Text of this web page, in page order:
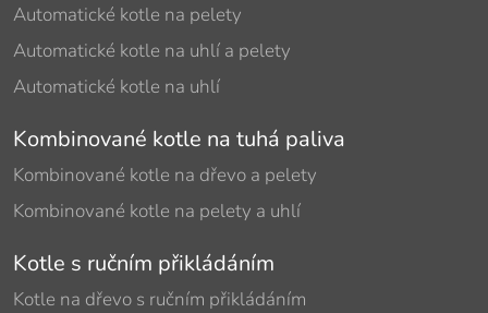
Automatické kotle na pelety
Automatické kotle na uhlí a pelety
Automatické kotle na uhlí
Kombinované kotle na tuhá paliva
Kombinované kotle na dřevo a pelety
Kombinované kotle na pelety a uhlí
Kotle s ručním přikládáním
Kotle na dřevo s ručním přikládáním